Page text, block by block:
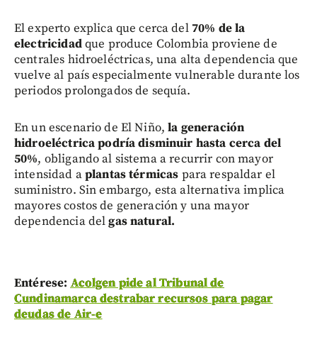
El experto explica que cerca del70% de la
electricidadque produce Colombia proviene de
centrales hidroeléctricas, una alta dependencia que
vuelve al país especialmente vulnerable durante los
periodos prolongados de sequía.
En un escenario de El Niño,la generación
hidroeléctrica podría disminuir hasta cerca del
50%, obligando al sistema a recurrir con mayor
intensidad aplantas térmicas para respaldar el
suministro. Sin embargo, esta alternativa implica
mayores costos de generación y una mayor
dependencia delgas natural.
Entérese: Acolgen pide al Tribunal de
Cundinamarca destrabar recursos para pagar
deudas de Air-e